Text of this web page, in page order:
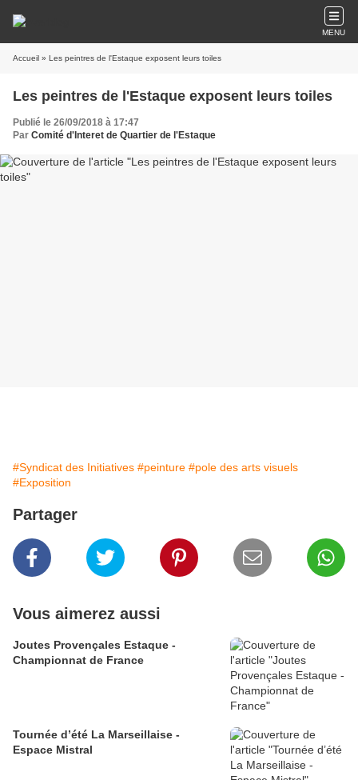
MENU
Accueil » Les peintres de l'Estaque exposent leurs toiles
Les peintres de l'Estaque exposent leurs toiles
Publié le 26/09/2018 à 17:47
Par Comité d'Interet de Quartier de l'Estaque
#Syndicat des Initiatives #peinture #pole des arts visuels
#Exposition
Partager
Vous aimerez aussi
Joutes Provençales Estaque -
Championnat de France
Tournée d’été La Marseillaise -
Espace Mistral